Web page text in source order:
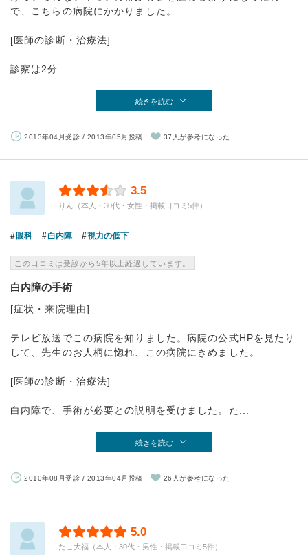
で、こちらの病院にかかりました。
[医師の診断・治療法]
診察は2分...
続きを読む
2013年04月受診 / 2013年05月投稿 37人が参考になった
3.5
りん（本人・30代・女性・掲載口コミ5件）
眼科 白内障 視力の低下
この口コミは受診から5年以上経過しています。
白内障の手術
[症状・来院理由]
テレビ放送でこの病院を知りました。病院の公式HPを見たり
して、先生のお人柄に惚れ、この病院にきめました。
[医師の診断・治療法]
白内障で、手術が必要との説明を受けました。た...
続きを読む
2010年08月受診 / 2013年04月投稿 26人が参考になった
5.0
たこ大福（本人・30代・男性・掲載口コミ5件）